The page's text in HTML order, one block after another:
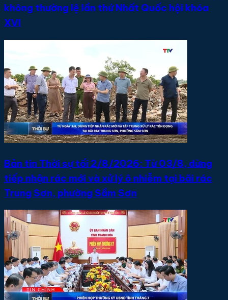
không thường lệ lần thứ Nhất Quốc hội khóa
XVI
Bản tin Thời sự tối 2/8/2026: Từ 03/8, dừng
tiếp nhận rác mới và xử lý ô nhiễm tại bãi rác
Trung Sơn, phường Sầm Sơn